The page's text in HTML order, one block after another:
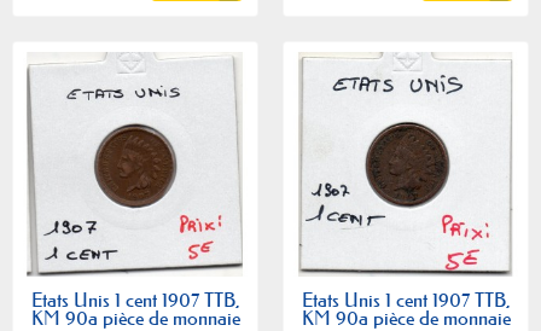
Etats Unis 1 cent 1907 TTB,
KM 90a pièce de monnaie
Etats Unis 1 cent 1907 TTB,
KM 90a pièce de monnaie